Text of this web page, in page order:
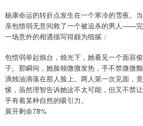
杨康命运的转折点发生在一个寒冷的雪夜。
亲包惜弱无意间救了一个被追杀的男人——
一场意外的相遇描写得颇为细腻：
包惜弱举起烛台，烛光下，她看见一个面容
子。那瞬间，她脸颊微微发热，手不禁微微
滴烛油滴落在那人脸上。两人第一次见面，
愫，虽然理智告诉她这不太可能，但又不禁
乎有着某种自然的吸引力。
展开剩余78%